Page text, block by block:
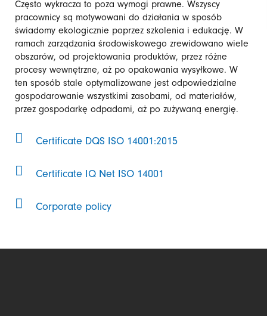
Często wykracza to poza wymogi prawne. Wszyscy
pracownicy są motywowani do działania w sposób
świadomy ekologicznie poprzez szkolenia i edukację. W
ramach zarządzania środowiskowego zrewidowano wiele
obszarów, od projektowania produktów, przez różne
procesy wewnętrzne, aż po opakowania wysyłkowe. W
ten sposób stale optymalizowane jest odpowiedzialne
gospodarowanie wszystkimi zasobami, od materiałów,
przez gospodarkę odpadami, aż po zużywaną energię.
Certificate DQS ISO 14001:2015
Certificate IQ Net ISO 14001
Corporate policy